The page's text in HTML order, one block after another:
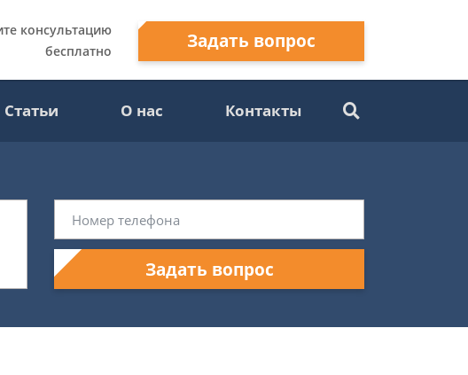
консультацию
бесплатно
Задать вопрос
Статьи О нас Контакты
Задать вопрос